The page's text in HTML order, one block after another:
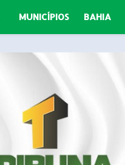
MUNICÍPIOS BAHIA